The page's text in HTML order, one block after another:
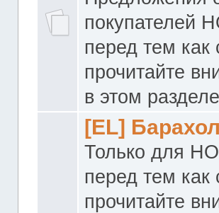
покупателей
перед тем как
прочитайте
в этом
[EL]
Только для
перед тем как
прочитайте